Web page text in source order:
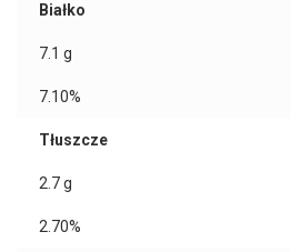
Białko
7.1 g
7.10%
Tłuszcze
2.7g
2.70%